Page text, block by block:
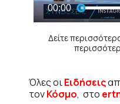
Δείτε
Όλες οιΕιδήσεις
τονΚόσμο, στο